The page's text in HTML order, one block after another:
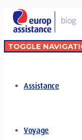
TOGGLE
Assistance
Voyage